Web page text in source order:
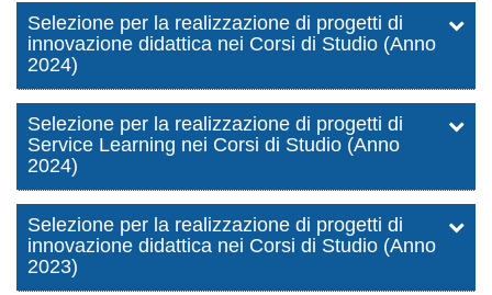
Selezione per la realizzazione di progetti di
innovazione didattica nei Corsi di Studio (Anno
2024)
Selezione per la realizzazione di progetti di
Service Learning nei Corsi di Studio (Anno
2024)
Selezione per la realizzazione di progetti di
innovazione didattica nei Corsi di Studio (Anno
2023)